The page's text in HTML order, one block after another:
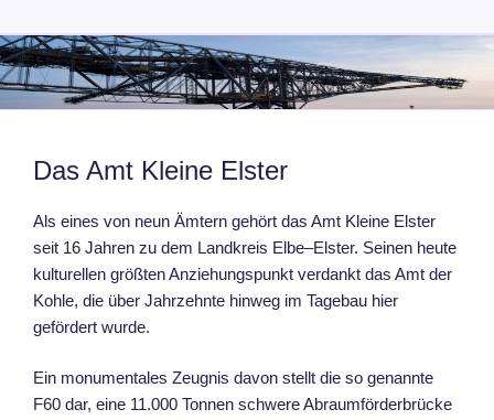
Inhalt
springen
METALL-FINSTERWALDE
Das Amt Kleine Elster
Als eines von neun Ämtern gehört das Amt Kleine Elster
seit 16 Jahren zu dem Landkreis Elbe–Elster. Seinen heute
kulturellen größten Anziehungspunkt verdankt das Amt der
Kohle, die über Jahrzehnte hinweg im Tagebau hier
gefördert wurde.
Ein monumentales Zeugnis davon stellt die so genannte
F60 dar, eine 11.000 Tonnen schwere Abraumförderbrücke